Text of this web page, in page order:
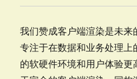
我们赞成客户端渲染是未
专注于在数据和业务处理
的软硬件环境和用户体验